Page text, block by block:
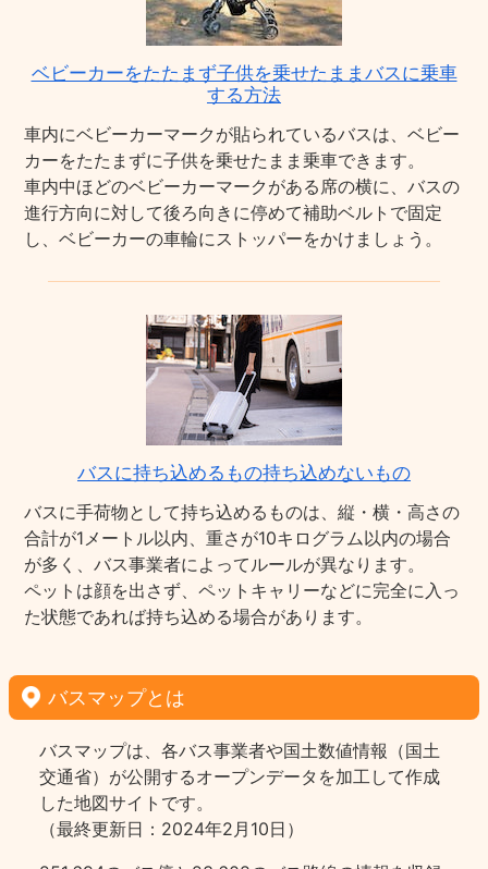
ベビーカーをたたまず子供を乗せたままバスに乗車
する方法
車内にベビーカーマークが貼られているバスは、ベビー
カーをたたまずに子供を乗せたまま乗車できます。
車内中ほどのベビーカーマークがある席の横に、バスの
進行方向に対して後ろ向きに停めて補助ベルトで固定
し、ベビーカーの車輪にストッパーをかけましょう。
バスに持ち込めるもの持ち込めないもの
バスに手荷物として持ち込めるものは、縦・横・高さの
合計が1メートル以内、重さが10キログラム以内の場合
が多く、バス事業者によってルールが異なります。
ペットは顔を出さず、ペットキャリーなどに完全に入っ
た状態であれば持ち込める場合があります。
バスマップとは
バスマップは、各バス事業者や国土数値情報（国土
交通省）が公開するオープンデータを加工して作成
した地図サイトです。
（最終更新日：2024年2月10日）